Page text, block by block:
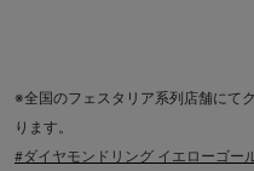
※全国のフェスタリア系列店舗にて
ります。
#ダイヤモンドリング イエローゴー